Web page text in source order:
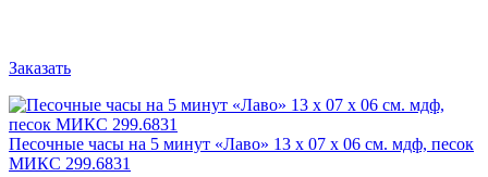
Заказать
Песочные часы на 5 минут «Лаво» 13 х 07 х 06 см. мдф, песок
МИКС 299.6831